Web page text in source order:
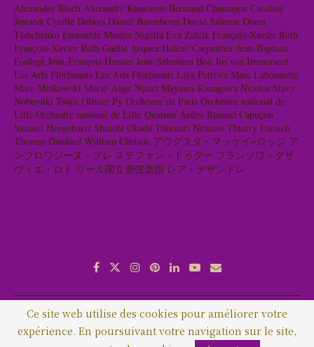
Alexandre Bloch Alexandre Kantorow Bertrand Chamayou Caroline
Jestaedt Cyrille Dubois Daniel Barenboim David Salmon Diana
Tishchenko Ensemble Musica Nigella Eva Zaïcik François-Xavier Roth
François-Xavier Roth Gaëlle Arquez Hélène Carpentier Jean-Baptiste
Fonlupt Jean-François Heisser Jean-Sébastien Bou Jos van Immerseel
Les Arts Florissants Les Arts Florissants Liya Petrova Marc Labonnette
Marc Minkowski Marie-Ange Nguci Mayumi Kanagawa Nicolas Stavy
Nobuyuki Tsujii Olivier Py Orchestre de Paris Orchestre national de
Lille Orchestre national de Lille Quatuor Ardeo Renaud Capuçon
Samuel Hengebaert Shuichi Okada Takénori Némoto Thierry Escaich
Thomas Dunford William Christie アウグスタ・マッケイ=ロッジ ア
ンブロワジーヌ・ブレ ステファン・ドゥグー フランソワ＝グザ
ヴィエ・ロト リール国立管弦楽団 レア・デザンドレ
Qui sommes-nous ? Contact Lettre d’information
Copyright © 2020 Vivace-Cantabile.com - Tous droits réservés
Ce site web utilise des cookies pour améliorer votre
expérience. En poursuivant votre navigation sur le site,